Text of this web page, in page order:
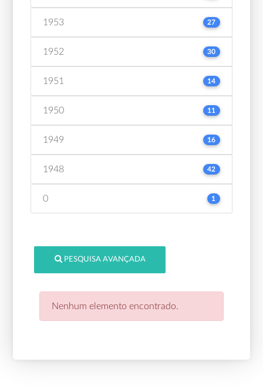
1953 27
1952 30
1951 14
1950 11
1949 16
1948 42
0 1
PESQUISA AVANÇADA
Nenhum elemento encontrado.